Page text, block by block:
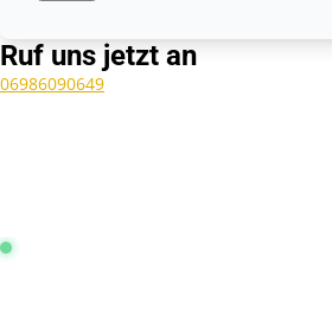
Ruf uns jetzt an
06986090649